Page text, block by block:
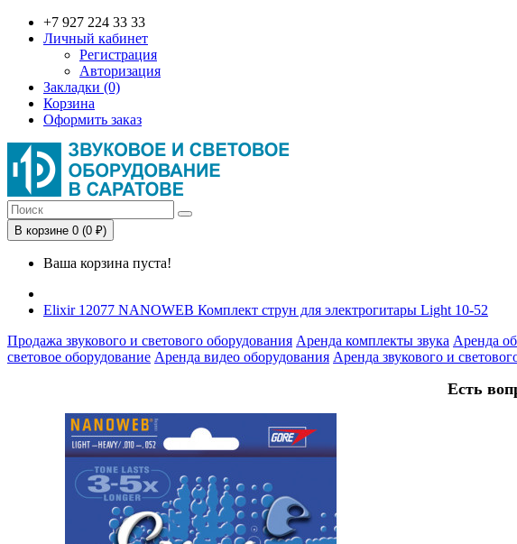
+7 927 224 33 33
Личный кабинет
Регистрация
Авторизация
Закладки (0)
Корзина
Оформить заказ
В корзине 0 (0 ₽)
Ваша корзина пуста!
Elixir 12077 NANOWEB Комплект струн для электрогитары Light 10-52
Продажа звукового и светового оборудования Аренда комплекты звука Аренда
световое оборудование Аренда видео оборудования Аренда звукового и
Есть